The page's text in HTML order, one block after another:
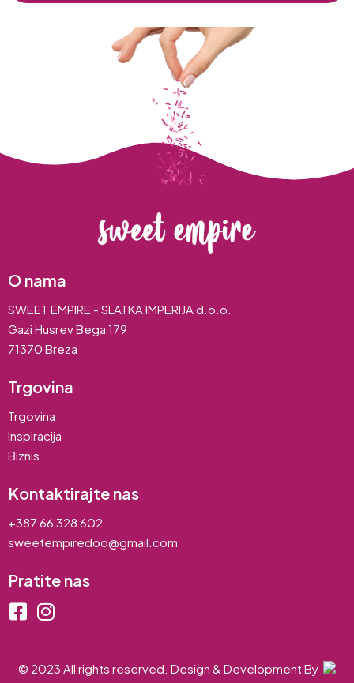
O nama
SWEET EMPIRE - SLATKA IMPERIJA d.o.o.
Gazi Husrev Bega 179
71370 Breza
Trgovina
Trgovina
Inspiracija
Biznis
Kontaktirajte nas
+387 66 328 602
sweetempiredoo@gmail.com
Pratite nas
© 2023 All rights reserved. Design & Development By